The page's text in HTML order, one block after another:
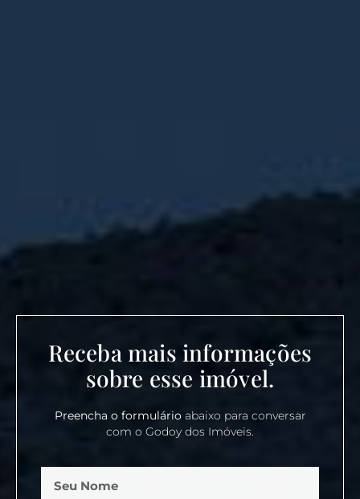
Receba mais informações
sobre esse imóvel.
Preencha o formulárioabaixo para conversar
com o Godoy dos Imóveis.